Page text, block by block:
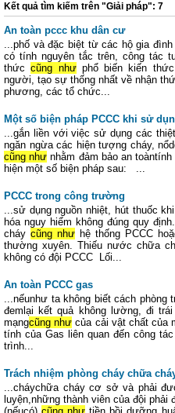
Kết quả tìm kiếm trên "Giải pháp": 7
An toàn pccc khu dân cư
...phố và đặc biệt từ các hộ gia
có tính nguyên tắc trên, công tác
thứccũng nhưphổ biến kiến thức
người, tạo sự thống nhất về nhận
phương, các tổ chức...
Một số biện pháp PCCC khi sử
...gắn liền với việc sử dụng các
ngăn ngừa các hiện tượng cháy,
cũng như nhằm đảm bảo an
hiện một số biện pháp sau: ...
PCCC trong công trường
...sử dụng nguồn nhiệt, hút thuốc
hóa nguy hiểm không đúng quy
cháy cũng nhưhệ thống PCCC
thường xuyên. Thiếu nước chữa
không có đội PCCC Lối...
An toàn PCCC gas
...nếunhư ta không biết cách phòng
đemlại kết quả không lường, đi
mạngcũng như của cải vật chất của
tính của Gas liên quan đến công
trình...
Trách nhiệm phòng cháy chữa
...cháychữa cháy cơ sở và phải
luyện,những thành viên của đội